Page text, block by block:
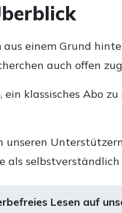
einem Grund
auch offen
klassisches Abo
Lesen auf